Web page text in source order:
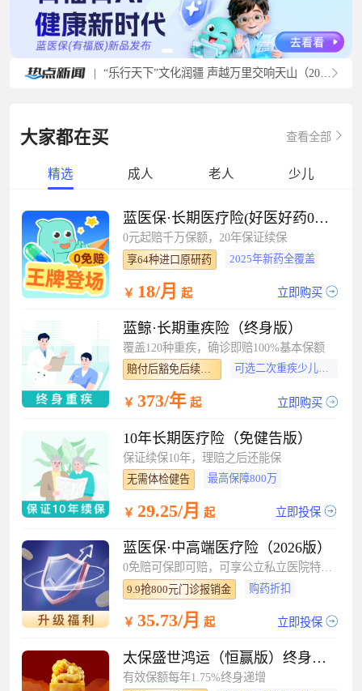
|
大家都在买 查看全部
精选 成人 老人 少儿
蓝医保·长期医疗险(好医好药0免赔）
0元起赔千万保额，20年保证续保
享64种进口原研药 2025年新药全覆盖
￥ 18/月 起 立即购买
蓝鲸·长期重疾险（终身版）
覆盖120种重疾，确诊即赔100%基本保额
赔付后豁免后续保费 可选二次重疾少儿特疾
￥ 373/年起 立即购买
10年长期医疗险（免健告版）
保证续保10年，理赔之后还能保
无需体检健告 最高保障800万
￥ 29.25/月 起 立即投保
蓝医保·中高端医疗险（2026版）
0免赔可保即可赔，可享公立私立医院特需部
9.9抢800元门诊报销金 购药折扣
￥ 35.73/月 起 立即投保
太保盛世鸿运（恒赢版）终身寿险（分红型）
有效保额每年1.75%终身递增